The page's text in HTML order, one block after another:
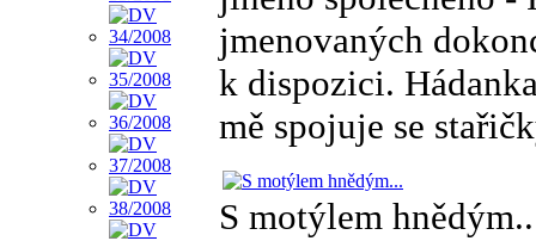
jmenovaných
k dispozici.
mě spojuje se
S motýlem